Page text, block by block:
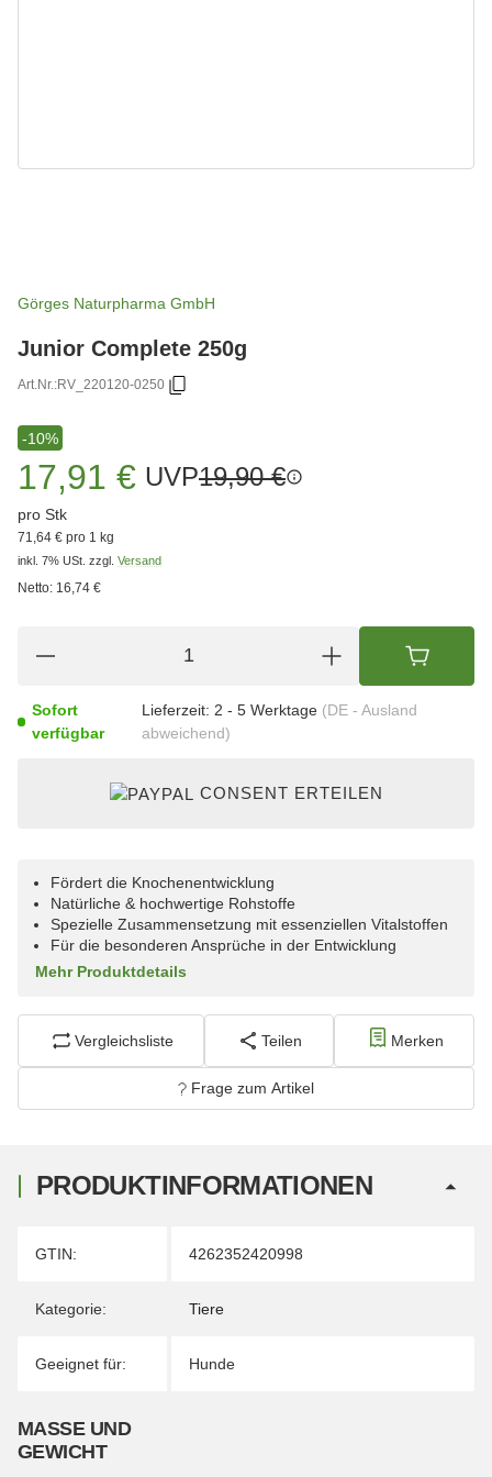
Görges Naturpharma GmbH
Junior Complete 250g
Art.Nr.:RV_220120-0250
-10%
17,91 € UVP19,90 €
pro Stk
71,64 € pro 1 kg
inkl. 7% USt. zzgl. Versand
Netto: 16,74 €
Sofort
verfügbar
Lieferzeit: 2 - 5 Werktage (DE - Ausland
abweichend)
CONSENT ERTEILEN
Fördert die Knochenentwicklung
Natürliche & hochwertige Rohstoffe
Spezielle Zusammensetzung mit essenziellen Vitalstoffen
Für die besonderen Ansprüche in der Entwicklung
Mehr Produktdetails
Vergleichsliste Teilen Merken
Frage zum Artikel
PRODUKTINFORMATIONEN
Produkteigenschaft
Wert
GTIN: 4262352420998
Kategorie: Tiere
Geeignet für: Hunde
MASSE UND G
EWICHT